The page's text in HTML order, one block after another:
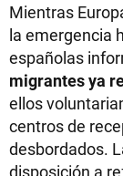
Mientras
la emergencia
españolas
migrantes ya
ellos
centros de
desbordados.
disposición a